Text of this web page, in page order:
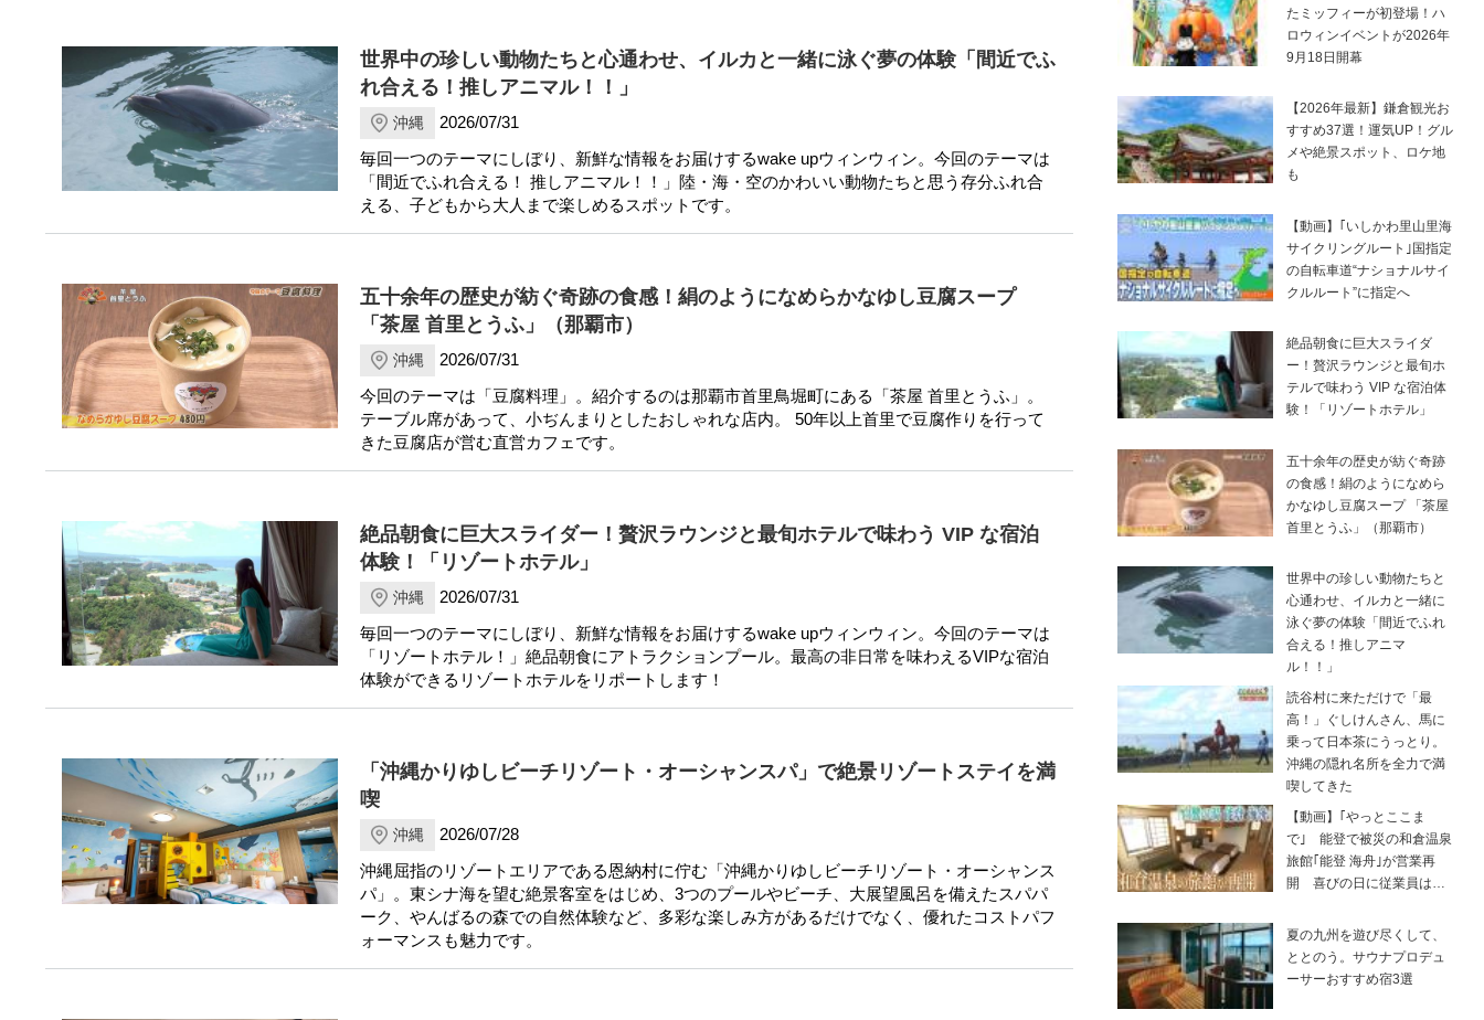
世界中の珍しい動物たちと心通わせ、イルカと一緒に泳ぐ夢の体験「間近でふ
れ合える！推しアニマル！！」
沖縄
2026/07/31
毎回一つのテーマにしぼり、新鮮な情報をお届けするwake upウィンウィン。今回のテーマは
「間近でふれ合える！ 推しアニマル！！」陸・海・空のかわいい動物たちと思う存分ふれ合
える、子どもから大人まで楽しめるスポットです。
五十余年の歴史が紡ぐ奇跡の食感！絹のようになめらかなゆし豆腐スープ
「茶屋 首里とうふ」（那覇市）
沖縄
2026/07/31
今回のテーマは「豆腐料理」。紹介するのは那覇市首里鳥堀町にある「茶屋 首里とうふ」。
テーブル席があって、小ぢんまりとしたおしゃれな店内。 50年以上首里で豆腐作りを行って
きた豆腐店が営む直営カフェです。
絶品朝食に巨大スライダー！贅沢ラウンジと最旬ホテルで味わう VIP な宿泊
体験！「リゾートホテル」
沖縄
2026/07/31
毎回一つのテーマにしぼり、新鮮な情報をお届けするwake upウィンウィン。今回のテーマは
「リゾートホテル！」絶品朝食にアトラクションプール。最高の非日常を味わえるVIPな宿泊
体験ができるリゾートホテルをリポートします！
「沖縄かりゆしビーチリゾート・オーシャンスパ」で絶景リゾートステイを満
喫
沖縄
2026/07/28
沖縄屈指のリゾートエリアである恩納村に佇む「沖縄かりゆしビーチリゾート・オーシャンス
パ」。東シナ海を望む絶景客室をはじめ、3つのプールやビーチ、大展望風呂を備えたスパパ
ーク、やんばるの森での自然体験など、多彩な楽しみ方があるだけでなく、優れたコストパフ
ォーマンスも魅力です。
たミッフィーが初登場！ハ
ロウィンイベントが2026年
9月18日開幕
【2026年最新】鎌倉観光お
すすめ37選！運気UP！グル
メや絶景スポット、ロケ地
も
【動画】｢いしかわ里山里海
サイクリングルート｣国指定
の自転車道“ナショナルサイ
クルルート”に指定へ
絶品朝食に巨大スライダ
ー！贅沢ラウンジと最旬ホ
テルで味わう VIP な宿泊体
験！「リゾートホテル」
五十余年の歴史が紡ぐ奇跡
の食感！絹のようになめら
かなゆし豆腐スープ 「茶屋
首里とうふ」（那覇市）
世界中の珍しい動物たちと
心通わせ、イルカと一緒に
泳ぐ夢の体験「間近でふれ
合える！推しアニマ
ル！！」
読谷村に来ただけで「最
高！」ぐしけんさん、馬に
乗って日本茶にうっとり。
沖縄の隠れ名所を全力で満
喫してきた
【動画】｢やっとここま
で｣ 能登で被災の和倉温泉
旅館｢能登 海舟｣が営業再
開 喜びの日に従業員は…
夏の九州を遊び尽くして、
ととのう。サウナプロデュ
ーサーおすすめ宿3選